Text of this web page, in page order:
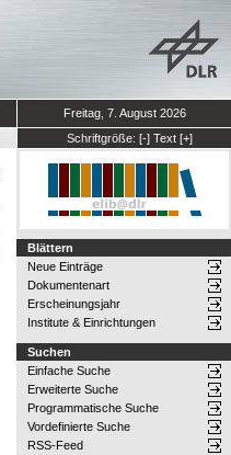
Freitag, 7. August 2026
Schriftgröße: [-] Text [+]
Blättern
Neue Einträge
Dokumentenart
Erscheinungsjahr
Institute & Einrichtungen
Suchen
Einfache Suche
Erweiterte Suche
Programmatische Suche
Vordefinierte Suche
RSS-Feed